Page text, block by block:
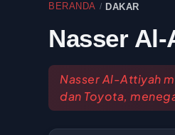
BERANDA / DAKAR
Nasser Al-
Nasser Al-Attiyah
dan Toyota,